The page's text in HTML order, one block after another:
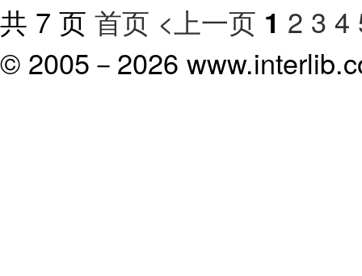
共 7 页 首页 <上一页 1 2 3 4
© 2005－ 2026